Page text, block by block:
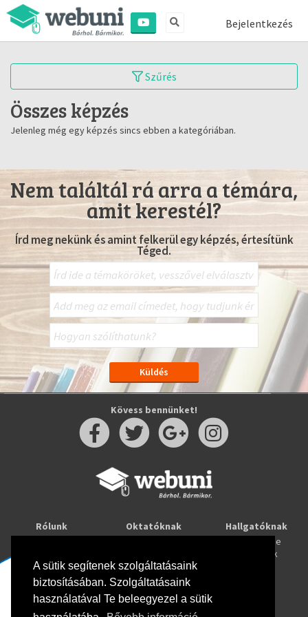
A sütik segítenek szolgáltatásaink
biztosításában. Szolgáltatásaink
használatával Te beleegyezel a sütik
Bejelentkezés
Szűrés
Összes képzés
Jelenleg még egy képzés sincs ebben a kategóriában.
Nem találtál rá arra a témára,
amit kerestél?
Írd meg nekünk és amint felkerül egy képzés, értesítünk
Téged.
Kövess bennünket!
Rólunk
Oktatóknak
Webuni Stúdió
Hallgatóknak
Tanulj online
Képzések
Info
Adatkezelési tájékoztató
ÁSZF